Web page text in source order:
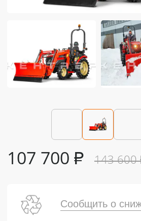
143 600
107 700 ₽
Сообщить о